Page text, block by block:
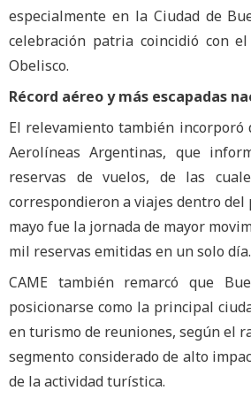
especialmente en la Ciudad de
celebración patria coincidió con
Obelisco.
Récord aéreo y más escapadas
El relevamiento también incorporó
Aerolíneas Argentinas, que
reservas de vuelos, de las
correspondieron a viajes dentro del
mayo fue la jornada de mayor
mil reservas emitidas en un solo día.
CAME también remarcó que
posicionarse como la principal
en turismo de reuniones, según el
segmento considerado de alto
de la actividad turística.